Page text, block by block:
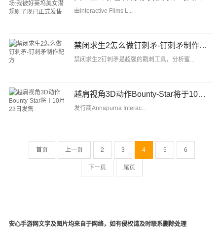
由Interactive Films L...
禁闭求生2怎么做钉刺矛-钉刺矛制作配方
禁闭求生2钉刺矛是超强的戳刺工具，分析蜜...
越肩视角3D动作Bounty-Star将于10月23日发售
发行商Annapurna Interac...
首页 上一页 2 3 4 5 6
下一页 尾页
安心手游网文字及图片均来自于网络，如有侵权请及时联系删除处理